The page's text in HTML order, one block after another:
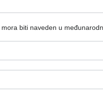
biti naveden u